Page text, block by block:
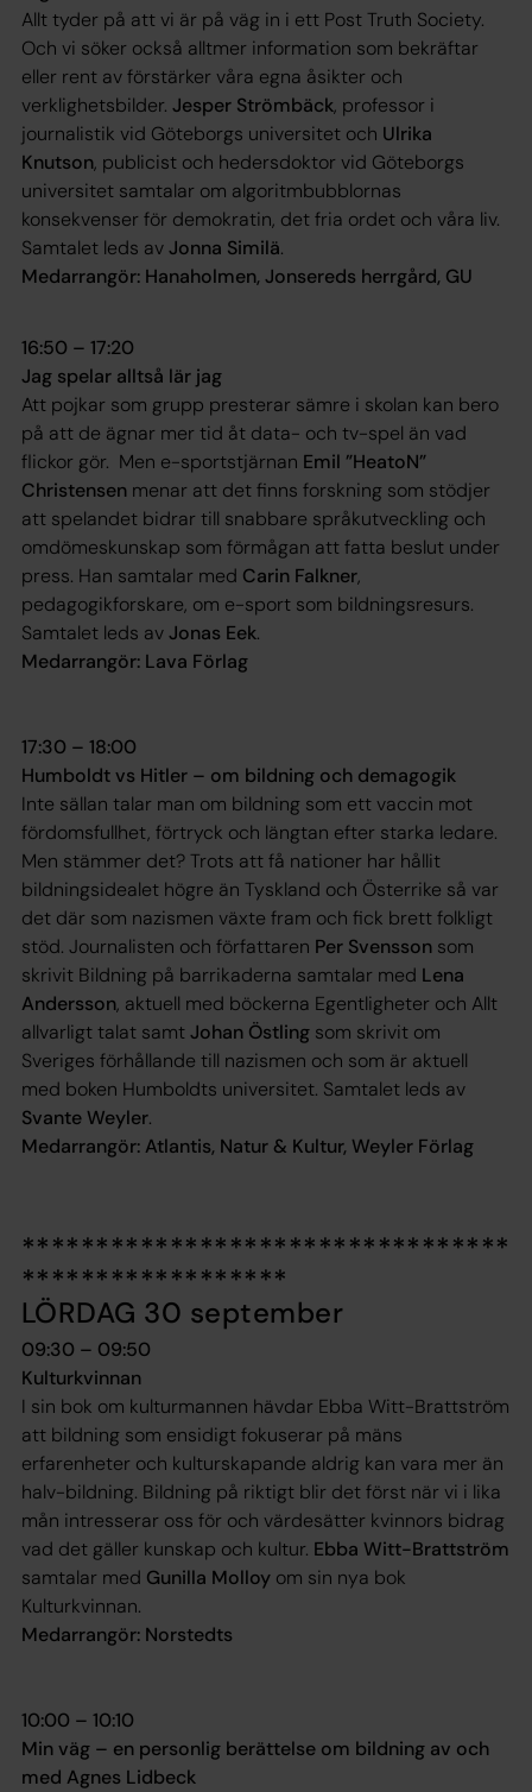
Allt tyder på att vi är på väg in i ett Post Truth Society.
Och vi söker också alltmer information som bekräftar
eller rent av förstärker våra egna åsikter och
verklighetsbilder. Jesper Strömbäck, professor i
journalistik vid Göteborgs universitet och Ulrika
Knutson, publicist och hedersdoktor vid Göteborgs
universitet samtalar om algoritmbubblornas
konsekvenser för demokratin, det fria ordet och våra liv.
Samtalet leds avJonna Similä.
Medarrangör: Hanaholmen, Jonsereds herrgård, GU
16:50 – 17:20
Jag spelar alltså lär jag
Att pojkar som grupp presterar sämre i skolan kan bero
på att de ägnar mer tid åt data- och tv-spel än vad
flickor gör. Men e-sportstjärnan Emil ”HeatoN”
Christensen menar att det finns forskning som stödjer
att spelandet bidrar till snabbare språkutveckling och
omdömeskunskap som förmågan att fatta beslut under
press. Han samtalar med Carin Falkner,
pedagogikforskare, om e-sport som bildningsresurs.
Samtalet leds avJonas Eek.
Medarrangör: Lava Förlag
17:30 – 18:00
Humboldt vs Hitler – om bildning och demagogik
Inte sällan talar man om bildning som ett vaccin mot
fördomsfullhet, förtryck och längtan efter starka ledare.
Men stämmer det? Trots att få nationer har hållit
bildningsidealet högre än Tyskland och Österrike så var
det där som nazismen växte fram och fick brett folkligt
stöd. Journalisten och författaren Per Svensson som
skrivit Bildning på barrikaderna samtalar med Lena
Andersson, aktuell med böckerna Egentligheter och Allt
allvarligt talat samtJohan Östling som skrivit om
Sveriges förhållande till nazismen och som är aktuell
med boken Humboldts universitet. Samtalet leds av
Svante Weyler.
Medarrangör: Atlantis, Natur & Kultur, Weyler Förlag
*********************************
******************
LÖRDAG 30 september
09:30 – 09:50
Kulturkvinnan
I sin bok om kulturmannen hävdar Ebba Witt-Brattström
att bildning som ensidigt fokuserar på mäns
erfarenheter och kulturskapande aldrig kan vara mer än
halv-bildning. Bildning på riktigt blir det först när vi i lika
mån intresserar oss för och värdesätter kvinnors bidrag
vad det gäller kunskap och kultur. Ebba Witt-Brattström
samtalar med Gunilla Molloy om sin nya bok
Kulturkvinnan.
Medarrangör: Norstedts
10:00 – 10:10
Min väg – en personlig berättelse om bildning av och
med Agnes Lidbeck